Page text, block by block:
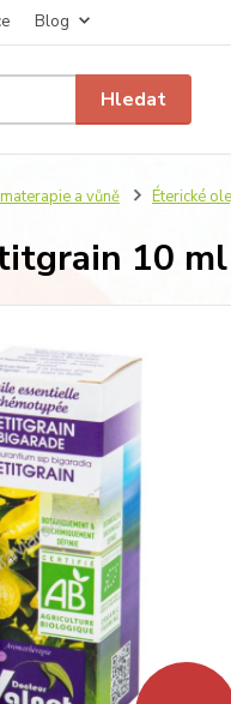
Blog
Hledat
a vůně Éterické
10 ml